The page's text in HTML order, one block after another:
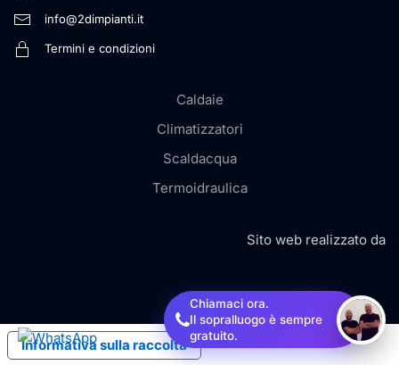
Chiamaci ora.
Il sopralluogo è sempre
gratuito.
info@2dimpianti.it
Termini e condizioni
Caldaie
Climatizzatori
Scaldacqua
Termoidraulica
Sito web realizzato da
Informativa sulla raccolta